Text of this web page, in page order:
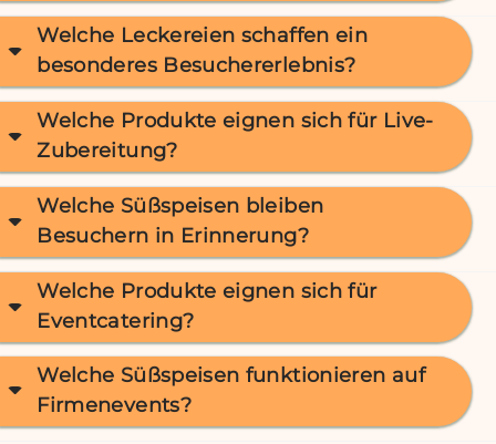
Welche Leckereien schaffen ein
besonderes Besuchererlebnis?
Welche Produkte eignen sich für Live-
Zubereitung?
Welche Süßspeisen bleiben
Besuchern in Erinnerung?
Welche Produkte eignen sich für
Eventcatering?
Welche Süßspeisen funktionieren auf
Firmenevents?